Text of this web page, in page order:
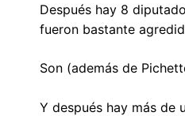
Después hay 8
fueron bastante
Son (además de
Y después hay más de